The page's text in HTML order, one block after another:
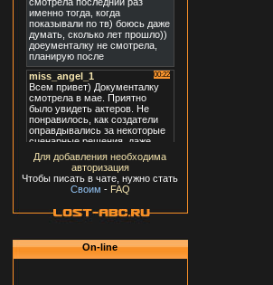
Для добавления необходима
авторизация
Чтобы писать в чате, нужно стать
Своим - FAQ
On-line